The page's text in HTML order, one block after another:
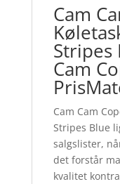
Cam
Stripes
Cam
Cam Cam
Stripes Blue
salgslister,
det forstår
kvalitet